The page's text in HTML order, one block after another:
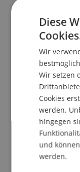
Architektur
Was ist die
entsteht sie?
Jede
und entsteht
Erfahrungen
geprägt von
die wir lieben,
Objekten und
nutzen. Sie lebt
Diese
Wir
Wir setzen
Cookies
werden.
hingegen
und
werden.